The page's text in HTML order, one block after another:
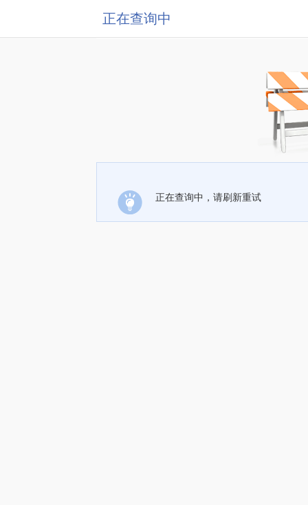
正在查询中
正在查询中，请刷新重试